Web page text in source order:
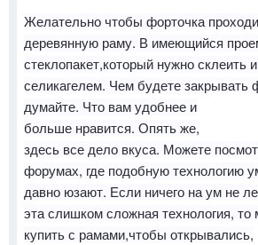
Желательно чтобы форточка
деревянную раму. В имеющийся
стеклопакет,который нужно склеить
селикагелем. Чем будете закрывать
думайте. Что вам удобнее и
больше нравится. Опять же,
здесь все дело вкуса. Можете
форумах, где подобную технологию
давно юзают. Если ничего на ум не
эта слишком сложная технология, то
купить с рамами,чтобы открывались,